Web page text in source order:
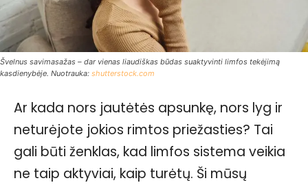
Švelnus savimasažas – dar vienas liaudiškas būdas suaktyvinti limfos tekėjimą
kasdienybėje. Nuotrauka: shutterstock.com
Ar kada nors jautėtės apsunkę, nors lyg ir
neturėjote jokios rimtos priežasties? Tai
gali būti ženklas, kad limfos sistema veikia
ne taip aktyviai, kaip turėtų. Ši mūsų